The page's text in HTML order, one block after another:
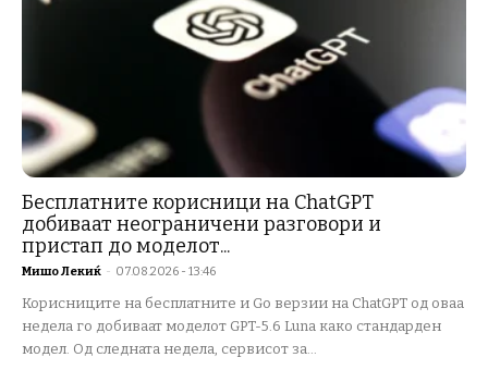
Бесплатните корисници на ChatGPT
добиваат неограничени разговори и
пристап до моделот...
Мишо Лекиќ - 07.08.2026 - 13:46
Корисниците на бесплатните и Go верзии на ChatGPT од оваа
недела го добиваат моделот GPT-5.6 Luna како стандарден
модел. Од следната недела, сервисот за...